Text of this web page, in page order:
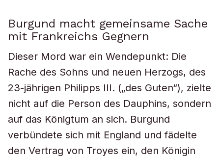
Burgund macht gemeinsame Sache
mit Frankreichs Gegnern
Dieser Mord war ein Wendepunkt: Die
Rache des Sohns und neuen Herzogs, des
23-jährigen Philipps III. („des Guten“), zielte
nicht auf die Person des Dauphins, sondern
auf das Königtum an sich. Burgund
verbündete sich mit England und fädelte
den Vertrag von Troyes ein, den Königin